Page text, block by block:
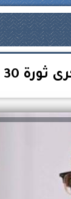
30 يونيو